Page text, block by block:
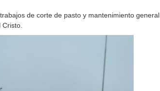
de corte de pasto y mantenimiento